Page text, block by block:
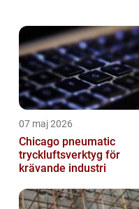
07 maj 2026
Chicago pneumatic
tryckluftsverktyg för
krävande industri